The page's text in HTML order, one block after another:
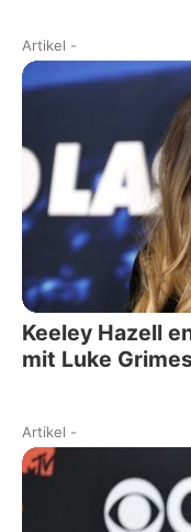
Artikel -
Keeley Hazell
mit Luke
Artikel -